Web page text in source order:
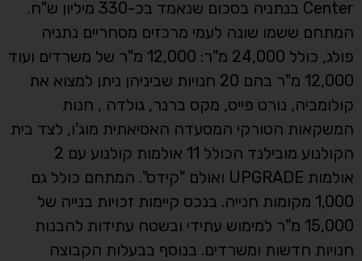
Center בנתניה בסכום שנאמד בכ-330 מיליון ש"ח.
המתחם ששמו שונה לעמי מרכזים מסחריים נתניה
פולג, כולל 24,000 מ"ר: 12,000 מ"ר של משרדים ועוד
12,000 מ"ר בהם 20 חנויות שביניהן ניתן למצוא את
קולומביה, נורט פייס, מקס ברנר, גולדה , חנות
המשקאות הטורקי המסעדה האסיאתית מוג'ו, לצד בית
הקולנוע מובילנד הכולל 11 אולמות קולנוע עם 2
אולמות UPGRADE ואולם "קידס". המתחם כולל גם
1,000 מקומות חנייה. בנכס קיימות זכויות בנייה של
15,000 מ"ר למימוש עתידי ובשטח עתידות להבנות
חנויות חדשות ומשרדים. בנוסף בבעלות הקבוצה